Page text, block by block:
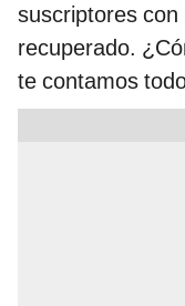
suscriptores con
recuperado.
te contamos